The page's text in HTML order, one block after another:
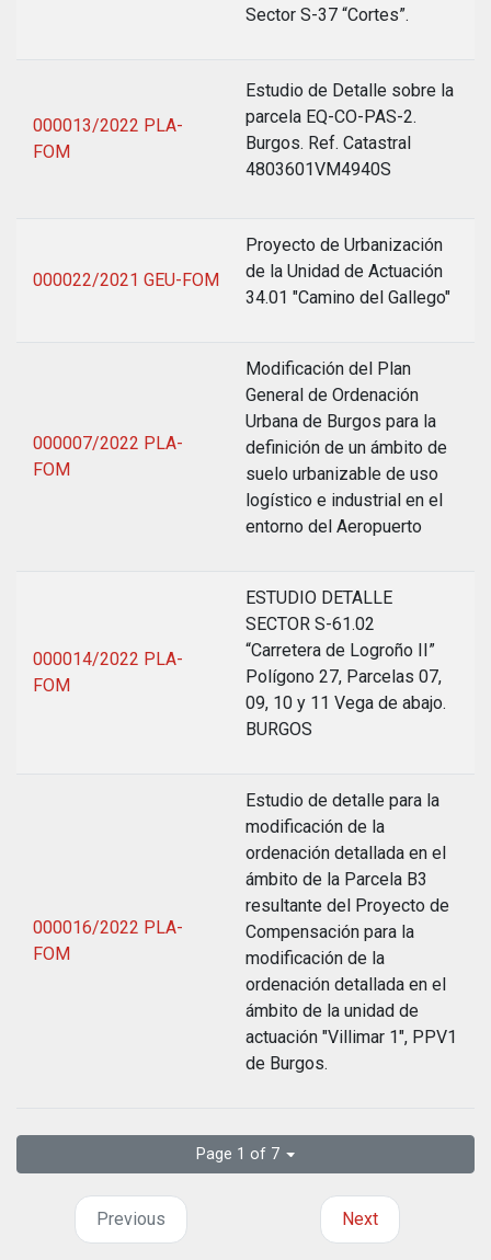
Sector S-37 “Cortes”.
000013/2022 PLA-
FOM
Estudio de Detalle sobre la
parcela EQ-CO-PAS-2.
Burgos. Ref. Catastral
4803601VM4940S
000022/2021 GEU-FOM
Proyecto de Urbanización
de la Unidad de Actuación
34.01 "Camino del Gallego"
000007/2022 PLA-
FOM
Modificación del Plan
General de Ordenación
Urbana de Burgos para la
definición de un ámbito de
suelo urbanizable de uso
logístico e industrial en el
entorno del Aeropuerto
000014/2022 PLA-
FOM
ESTUDIO DETALLE
SECTOR S-61.02
“Carretera de Logroño II”
Polígono 27, Parcelas 07,
09, 10 y 11 Vega de abajo.
BURGOS
000016/2022 PLA-
FOM
Estudio de detalle para la
modificación de la
ordenación detallada en el
ámbito de la Parcela B3
resultante del Proyecto de
Compensación para la
modificación de la
ordenación detallada en el
ámbito de la unidad de
actuación "Villimar 1", PPV1
de Burgos.
Page 1 of 7
Previous Next